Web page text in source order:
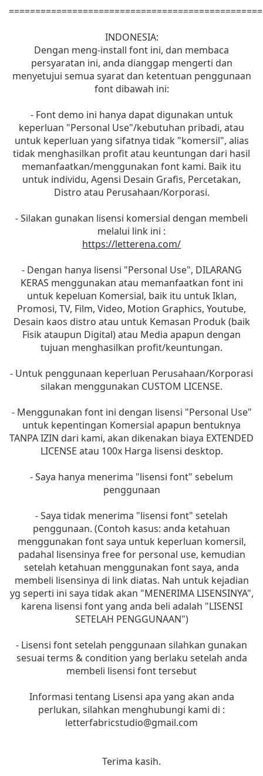
INDONESIA:
Dengan meng-install font ini, dan membaca
persyaratan ini, anda dianggap mengerti dan
menyetujui semua syarat dan ketentuan penggunaan
font dibawah ini:
- Font demo ini hanya dapat digunakan untuk
keperluan "Personal Use"/kebutuhan pribadi, atau
untuk keperluan yang sifatnya tidak "komersil", alias
tidak menghasilkan profit atau keuntungan dari hasil
memanfaatkan/menggunakan font kami. Baik itu
untuk individu, Agensi Desain Grafis, Percetakan,
Distro atau Perusahaan/Korporasi.
- Silakan gunakan lisensi komersial dengan membeli
melalui link ini :
https://letterena.com/
- Dengan hanya lisensi "Personal Use", DILARANG
KERAS menggunakan atau memanfaatkan font ini
untuk kepeluan Komersial, baik itu untuk Iklan,
Promosi, TV, Film, Video, Motion Graphics, Youtube,
Desain kaos distro atau untuk Kemasan Produk (baik
Fisik ataupun Digital) atau Media apapun dengan
tujuan menghasilkan profit/keuntungan.
- Untuk penggunaan keperluan Perusahaan/Korporasi
silakan menggunakan CUSTOM LICENSE.
- Menggunakan font ini dengan lisensi "Personal Use"
untuk kepentingan Komersial apapun bentuknya
TANPA IZIN dari kami, akan dikenakan biaya EXTENDED
LICENSE atau 100x Harga lisensi desktop.
- Saya hanya menerima "lisensi font" sebelum
penggunaan
- Saya tidak menerima "lisensi font" setelah
penggunaan. (Contoh kasus: anda ketahuan
menggunakan font saya untuk keperluan komersil,
padahal lisensinya free for personal use, kemudian
setelah ketahuan menggunakan font saya, anda
membeli lisensinya di link diatas. Nah untuk kejadian
yg seperti ini saya tidak akan "MENERIMA LISENSINYA",
karena lisensi font yang anda beli adalah "LISENSI
SETELAH PENGGUNAAN")
- Lisensi font setelah penggunaan silahkan gunakan
sesuai terms & condition yang berlaku setelah anda
membeli lisensi font tersebut
Informasi tentang Lisensi apa yang akan anda
perlukan, silahkan menghubungi kami di :
letterfabricstudio@gmail.com
Terima kasih.